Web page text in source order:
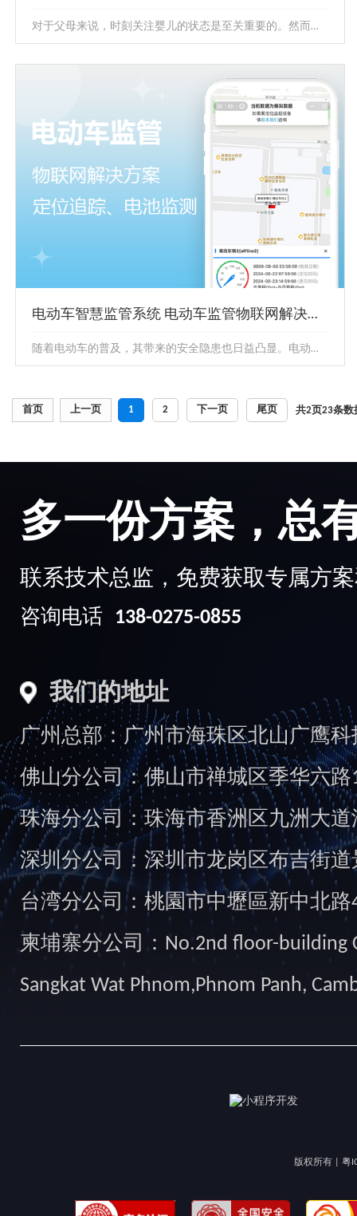
对于父母来说，时刻关注婴儿的状态是至关重要的。然而，在照顾婴儿的过程中，父母可能无法时刻陪伴在身边。因此，需要一个可靠的...
婴儿监控系统开发 婴儿监控物联网解决方案
对于父母来说，时刻关注婴儿的状态是至关重要的。然而，
在照顾婴儿的过程中，父母可能无法时刻陪伴在身边。因
此，需要一个可靠的...
电动车智慧监管系统 电动车监管物联网解决方案
随着电动车的普及，其带来的安全隐患也日益凸显。电动车违规充电、乱停乱放等行为容易引发火灾事故。同时，电动车被盗现象也时有...
案
随着电动车的普及，其带来的安全隐患也日益凸显。电动车
首页 上一页 1 2 下一页 尾页 共2页23条数
多一份方案，总
联系技术总监，免费获取专属方
咨询电话 138-0275-0855
我们的地址
广州总部：广州市海珠区北山广鹰科
佛山分公司：佛山市禅城区季华六路
珠海分公司：珠海市香洲区九洲大道
深圳分公司：深圳市龙岗区布吉街
台湾分公司：桃園市中壢區新中北路
柬埔寨分公司：No.2nd floor-building
Sangkat Wat Phnom,Phnom Panh,
版权所有 | 粤